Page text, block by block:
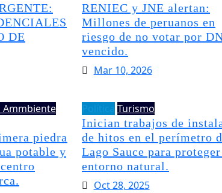
DE
RENIEC y JNE alertan:
Millones de peruanos en
riesgo de no votar por
vencido.
Mar 10, 2026
Ammbiente
piedra
potable y
Turismo
Inician trabajos de
de hitos en el perímetro
Lago Sauce para proteger
entorno natural.
Oct 28, 2025